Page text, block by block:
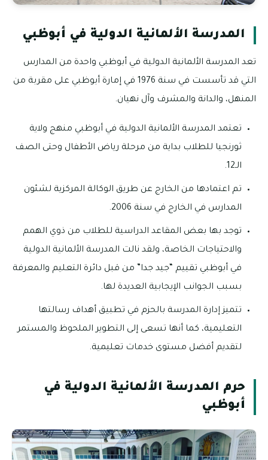
المدرسة الألمانية الدولية في أبوظبي
تعد المدرسة الألمانية الدولية في أبوظبي واحدة من المدارس
التي قد تأسست في سنة 1976 في إمارة أبوظبي على مقربة من
المنهل، والدانة والمشرف وآل نهيان.
تعتمد المدرسة الألمانية الدولية في أبوظبي منهج ولاية
ثورنجيا للطلاب بداية من مرحلة رياض الأطفال وحتى الصف
الـ12.
تم اعتمادها من الخارج عن طريق الوكالة المركزية لشئون
المدارس في الخارج في سنة 2006.
توجد بها بعض المقاعد الدراسية للطلاب من ذوي الهمم
والاحتياجات الخاصة، ولقد نالت المدرسة الألمانية الدولية
في أبوظبي تقييم “جيد جدا” من قبل دائرة التعليم والمعرفة
بسبب الجوانب الإيجابية العديدة لها.
تتميز إدارة المدرسة بالحزم في تطبيق أهداف رسالتها
التعليمية، كما أنها تسعى إلى التطوير الملحوظ والمستمر
لتقديم أفضل مستوى خدمات تعليمية.
حرم المدرسة الألمانية الدولية في
أبوظبي